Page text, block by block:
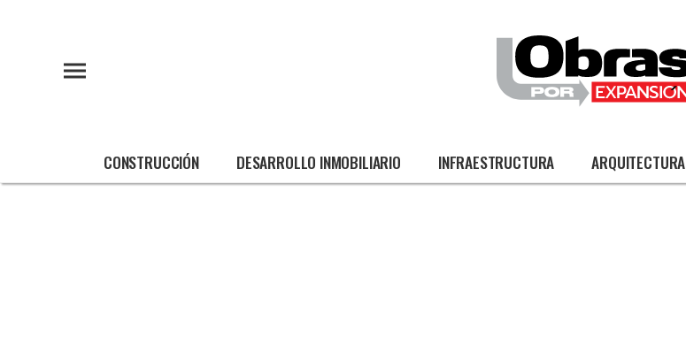
CONSTRUCCIÓN DESARROLLO INMOBILIARIO INFRAESTRUCTURA ARQUITECTURA